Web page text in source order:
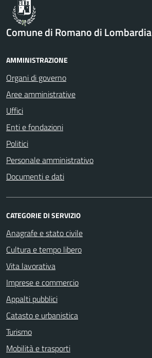
Comune di Romano di Lombardia
AMMINISTRAZIONE
Organi di governo
Aree amministrative
Uffici
Enti e fondazioni
Politici
Personale amministrativo
Documenti e dati
CATEGORIE DI SERVIZIO
Anagrafe e stato civile
Cultura e tempo libero
Vita lavorativa
Imprese e commercio
Appalti pubblici
Catasto e urbanistica
Turismo
Mobilità e trasporti